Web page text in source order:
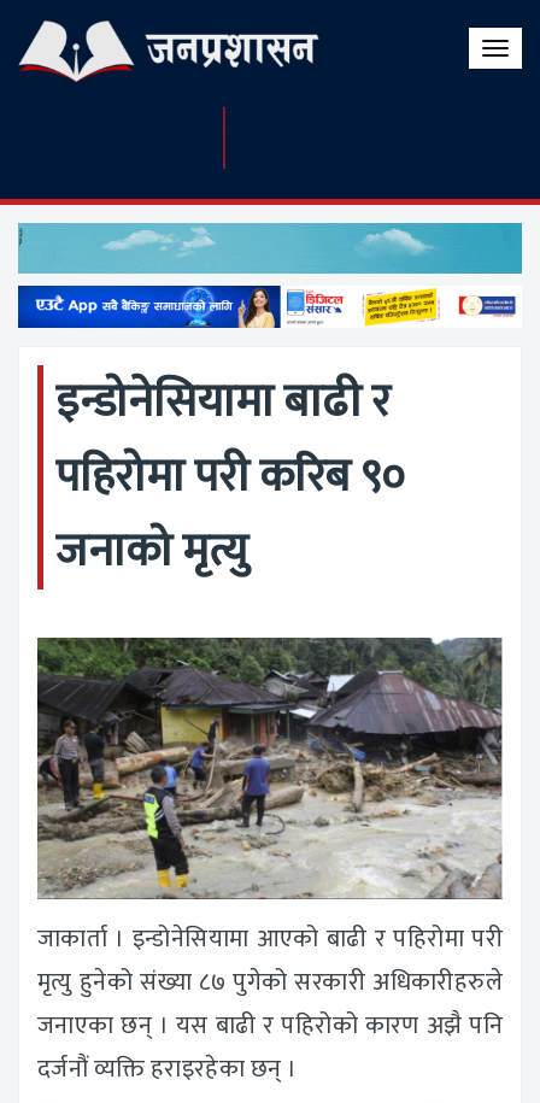
Toggle
इन्डोनेसियामा बाढी र
पहिरोमा परी करिब ९०
जनाको मृत्यु
जाकार्ता । इन्डोनेसियामा आएको बाढी र पहिरोमा परी
मृत्यु हुनेको संख्या ८७ पुगेको सरकारी अधिकारीहरुले
जनाएका छन् । यस बाढी र पहिरोको कारण अझै पनि
दर्जनौं व्यक्ति हराइरहेका छन् ।